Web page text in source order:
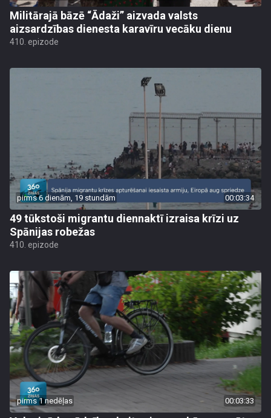
Militārajā bāzē “Ādaži” aizvada valsts
aizsardzības dienesta karavīru vecāku dienu
410. epizode
pirms 6 dienām, 19 stundām 00:03:34
49 tūkstoši migrantu diennaktī izraisa krīzi uz
Spānijas robežas
410. epizode
pirms 1 nedēļas 00:03:33